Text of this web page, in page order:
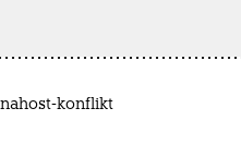
nahost-konflikt